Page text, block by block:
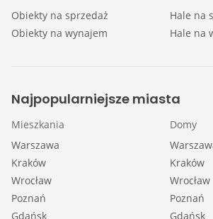
Obiekty na sprzedaż
Obiekty na wynajem
Hale na
Hale na
Najpopularniejsze miasta
Mieszkania
Warszawa
Kraków
Wrocław
Poznań
Gdańsk
Domy
Kraków
Wrocław
Poznań
Gdańsk